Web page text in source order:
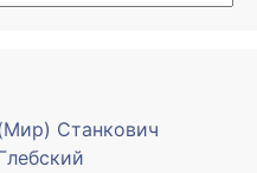
Станкович